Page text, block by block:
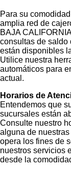
Para su
amplia red de
BAJA
consultas de saldo
están disponibles
Utilice nuestra
automáticos para
actual.
Horarios de
Entendemos que
sucursales están
Consulte nuestro
alguna de
opera los fines de
nuestros servicios
desde la